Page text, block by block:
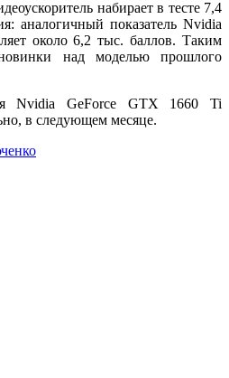
набирает в тесте 7,4
аналогичный показатель Nvidia
около 6,2 тыс. баллов. Таким
новинки над моделью прошлого
Nvidia GeForce GTX 1660 Ti
в следующем месяце.